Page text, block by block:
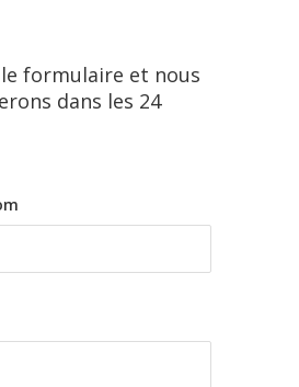
le formulaire et nous
dans les 24